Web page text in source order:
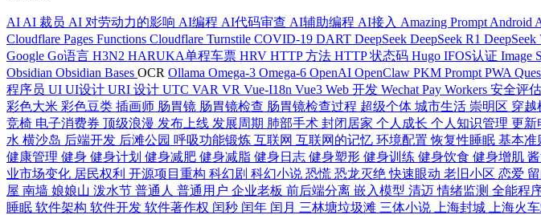
AI AI 裁员 AI 对劳动力的影响 AI编程 AI代码审查 AI辅助编程 AI接入 Amazing Prompt Android
Cloudflare Pages Functions Cloudflare Turnstile COVID-19 DART DeepSeek DeepSeek R1 DeepSeek
Google Go语言 H3N2 HARUKA单程车票 HRV HTTP 方法 HTTP 状态码 Hugo IFOS认证 Image
Obsidian Obsidian Bases OCR Ollama Omega-3 Omega-6 OpenAI OpenClaw PKM Prompt PWA
程序员 UI UI设计 URI 设计 UTC VAR VR Vue-I18n Vue3 Web 开发 Wechat Pay Workers 安全评
彩色大米 彩色豆类 插画师 肠胃镜 肠胃镜检查 肠胃镜检查过程 超级个体 城市生活 崇明区 穿越
竞椅 电子消费券 顶级浪漫 发布上线 发展周期 肺部手术 封闭居家 个人成长 个人知识管理 更新
水 横沙岛 后端开发 后滩公园 呼吸功能锻炼 互联网 互联网的记忆 环境配置恢复性睡眠 基本准
健康管理 健身 健身计划 健身减肥 健身减脂 健身日志 健身塑形 健身训练 健身饮食 健身增肌
业市场变化 居民权利 开源项目重构 科幻剧 科幻小说 恐慌 恐龙灭绝快速眼动 老旧小区 恋爱
屋 南墙 娘娘山 泼水节 普通人 普通用户 企业老板 前后端分离 嵌入模型 清迈情绪监测 全能程
睡眠 软件架构 软件开发 软件著作权 闰秒 闰年 闰月 三林塘垃圾滩 三体小说 上海封城 上海火